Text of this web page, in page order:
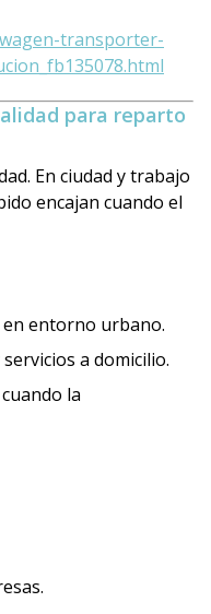
transporter-
para reparto
En ciudad y trabajo
encajan cuando el
entorno urbano.
a domicilio.
la